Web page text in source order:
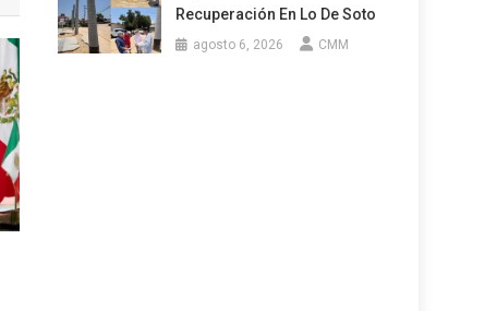
Recuperación En Lo De Soto
agosto 6, 2026 CMM